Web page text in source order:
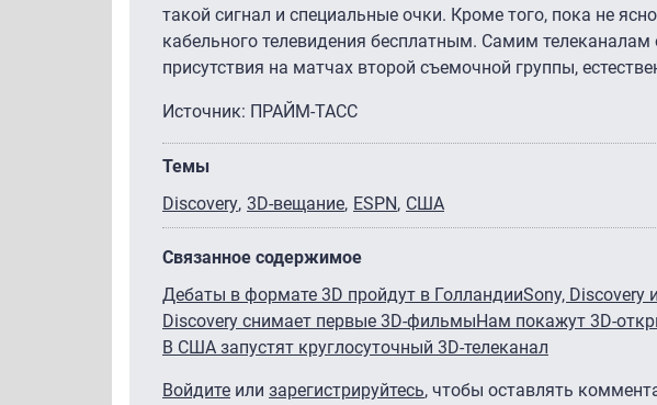
такой сигнал и специальные очки. Кроме того, пока не
кабельного телевидения бесплатным. Самим
присутствия на матчах второй съемочной группы,
Источник: ПРАЙМ-ТАСС
Темы
Discovery 3D-вещание ESPN США
Связанное содержимое
Дебаты в формате 3D пройдут в ГолландииSony, Discovery
Discovery снимает первые 3D-фильмыНам покажут 3D-
В США запустят круглосуточный 3D-телеканал
Войдите или зарегистрируйтесь, чтобы оставлять